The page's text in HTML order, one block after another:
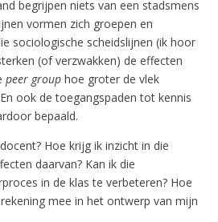
begrijpen niets van een stadsmens
vormen zich groepen en
sociologische scheidslijnen (ik hoor
(of verzwakken) de effecten
peer grouphoe groter de vlek
ook de toegangspaden tot kennis
bepaald.
Hoe krijg ik inzicht in die
daarvan? Kan ik die
in de klas te verbeteren? Hoe
mee in het ontwerp van mijn